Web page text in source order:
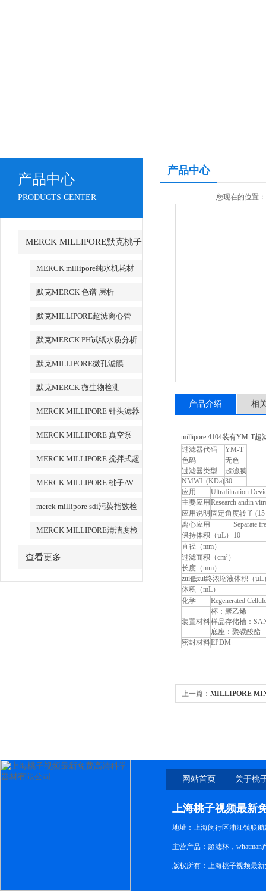
产品中心
PRODUCTS CENTER
MERCK MILLIPORE默克桃子
AV永久地址产品
MERCK millipore纯水机耗材
默克MERCK 色谱 层析
默克MILLIPORE超滤离心管
默克MERCK PH试纸水质分析
默克MILLIPORE微孔滤膜
默克MERCK 微生物检测
MERCK MILLIPORE 针头滤器
MERCK MILLIPORE 真空泵
MERCK MILLIPORE 搅拌式超
MERCK MILLIPORE 桃子AV
永久地址清洁度检测设备
merck millipore sdi污染指数检
MERCK MILLIPORE清洁度检
查看更多
产品中心
您现在的位置：
产品介绍 相
millipore 4104装有YM-T超
过滤器代码
YM-T
色码
无色
过滤器类型
超滤膜
NMWL (KDa)30
应用
Ultrafiltration
主要应用 Research andin
应用说明 固定角度转子
离心应用
Separate
保持体积（µL）
10
直径（mm）
过滤面积（cm²）
长度（mm）
zui低zui终浓缩液体积（µL
体积（mL）
化学
Regenerated
装置材料
杯：聚乙烯
样品存储槽：
底座：聚碳酸酯
密封材料EPDM
上一篇： MILLIPORE
网站首页 关于桃
新免
上海桃子视频最新
地址：上海闵行区浦江镇联航
主营产品：超滤杯，
版权所有：上海桃子视频最